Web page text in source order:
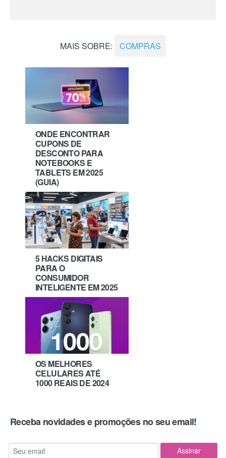
MAIS SOBRE: COMPRAS
ONDE ENCONTRAR
CUPONS DE
DESCONTO PARA
NOTEBOOKS E
TABLETS EM 2025
(GUIA)
5 HACKS DIGITAIS
PARA O
CONSUMIDOR
INTELIGENTE EM 2025
OS MELHORES
CELULARES ATÉ
1000 REAIS DE 2024
Receba novidades e promoções no seu email!